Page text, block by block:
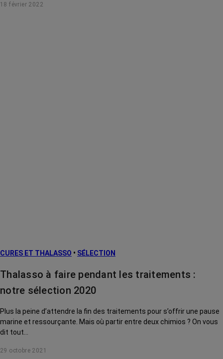
18 février 2022
CURES ET THALASSO • SÉLECTION
Thalasso à faire pendant les traitements :
notre sélection 2020
Plus la peine d’attendre la fin des traitements pour s’offrir une pause
marine et ressourçante. Mais où partir entre deux chimios ? On vous
dit tout…
29 octobre 2021